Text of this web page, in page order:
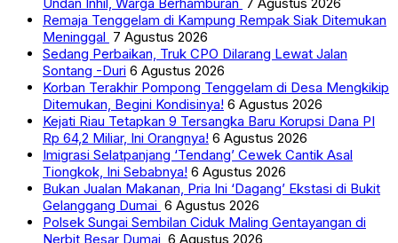
Remaja Tenggelam di Kampung Rempak Siak Ditemukan
Meninggal 7 Agustus 2026
Sedang Perbaikan, Truk CPO Dilarang Lewat Jalan
Sontang -Duri 6 Agustus 2026
Korban Terakhir Pompong Tenggelam di Desa Mengkikip
Ditemukan, Begini Kondisinya! 6 Agustus 2026
Kejati Riau Tetapkan 9 Tersangka Baru Korupsi Dana PI
Rp 64,2 Miliar, Ini Orangnya! 6 Agustus 2026
Imigrasi Selatpanjang ‘Tendang’ Cewek Cantik Asal
Tiongkok, Ini Sebabnya! 6 Agustus 2026
Bukan Jualan Makanan, Pria Ini ‘Dagang’ Ekstasi di Bukit
Gelanggang Dumai 6 Agustus 2026
Polsek Sungai Sembilan Ciduk Maling Gentayangan di
Nerbit Besar Dumai 6 Agustus 2026